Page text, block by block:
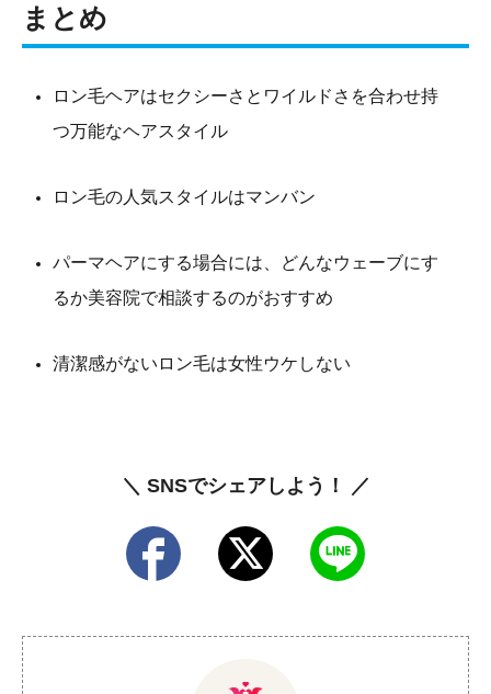
まとめ
ロン毛ヘアはセクシーさとワイルドさを合わせ持
つ万能なヘアスタイル
ロン毛の人気スタイルはマンバン
パーマヘアにする場合には、どんなウェーブにす
るか美容院で相談するのがおすすめ
清潔感がないロン毛は女性ウケしない
＼ SNSでシェアしよう！ ／